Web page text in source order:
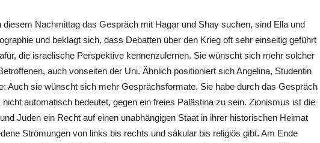
diesem Nachmittag das Gespräch mit Hagar und Shay suchen, sind Ella und
und beklagt sich, dass Debatten über den Krieg oft sehr einseitig geführt
die israelische Perspektive kennenzulernen. Sie wünscht sich mehr solcher
auch vonseiten der Uni. Ähnlich positioniert sich Angelina, Studentin
Auch sie wünscht sich mehr Gesprächsformate. Sie habe durch das Gespräch
automatisch bedeutet, gegen ein freies Palästina zu sein. Zionismus ist die
Juden ein Recht auf einen unabhängigen Staat in ihrer historischen Heimat
Strömungen von links bis rechts und säkular bis religiös gibt. Am Ende